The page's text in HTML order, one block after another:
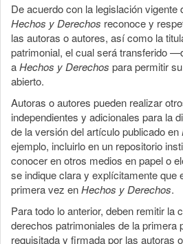
De acuerdo con la legislación vigente
Hechos y Derechos reconoce y
las autoras o autores, así como la
patrimonial, el cual será transferido
aHechos y Derechos para permitir
abierto.
Autoras o autores pueden realizar
independientes y adicionales para la
de la versión del artículo publicado en
ejemplo, incluirlo en un repositorio
conocer en otros medios en papel o
se indique clara y explícitamente que
primera vez enHechos y Derechos.
Para todo lo anterior, deben remitir la
derechos patrimoniales de la primera
requisitada y firmada por las autoras